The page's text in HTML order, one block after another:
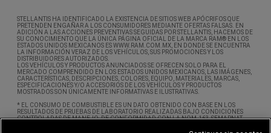
STELLANTIS HA IDENTIFICADO LA EXISTENCIA DE SITIOS WEB APÓCRIFOS QUE
PRETENDEN ENGAÑAR A LOS CONSUMIDORES MEDIANTE OFERTAS FALSAS. EN
ADICIÓN A LAS ACCIONES PREVENTIVAS SEGUIDAS POR STELLANTIS, HACEMOS DE
SU CONOCIMIENTO QUE LA ÚNICA PÁGINA OFICIAL DE LA MARCA RAM® EN LOS
ESTADOS UNIDOS MEXICANOS ES WWW.RAM.COM.MX, EN DONDE SE ENCUENTRA
LA INFORMACIÓN VERAZ DE LOS VEHÍCULOS, SUS PROMOCIONES Y LOS
DISTRIBUIDORES AUTORIZADOS.
LOS VEHÍCULOS Y PRODUCTOS ANUNCIADOS SE OFRECEN SOLO PARA EL
MERCADO COMPRENDIDO EN LOS ESTADOS UNIDOS MEXICANOS, LAS IMÁGENES,
CARACTERÍSTICAS, DESCRIPCIONES, COLORES, EQUIPO, MATERIALES, MARCAS,
ESPECIFICACIONES Y/O ACCESORIOS DE LOS VEHÍCULOS Y PRODUCTOS
MOSTRADOS SON ÚNICAMENTE INFORMATIVAS E ILUSTRATIVAS.
* EL CONSUMO DE COMBUSTIBLE ES UN DATO OBTENIDO CON BASE EN LOS
RESULTADOS DE PRUEBAS DE LABORATORIO REALIZADAS BAJO CONDICIONES
CONTROLADAS DE MANEJO, DE CONFORMIDAD CON LA NOM-163-SEMARNAT-
AQUELLAS SUJETAS A VARIABLES QUE PUEDAN AFECTAR EL RENDIMIENTO DE